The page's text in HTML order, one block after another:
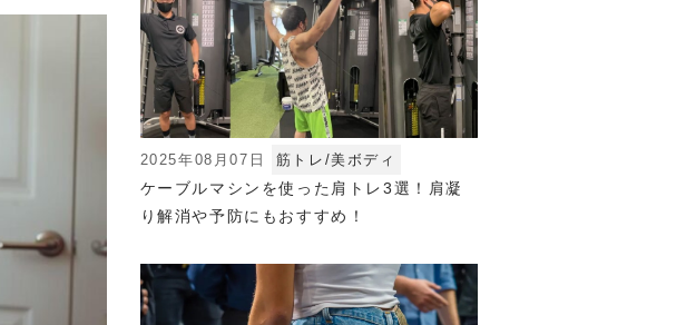
2025年08月07日 筋トレ/美ボディ
ケーブルマシンを使った肩トレ3選！肩凝
り解消や予防にもおすすめ！